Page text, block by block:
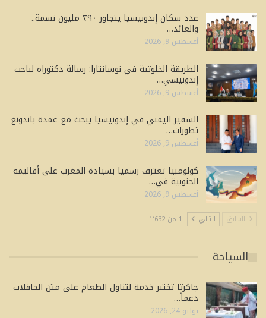
عدد سكان إندونيسيا يتجاوز ٢٩٠ مليون نسمة..
والعائد…
أغسطس 9, 2026
الطريقة الخلوتية في نوسانتارا: رسالة دكتوراه لباحث
إندونيسي…
أغسطس 9, 2026
السفير اليمني في إندونيسيا يبحث مع عمدة باندونغ
تطورات…
أغسطس 9, 2026
كولومبيا تعترف رسميا بسيادة المغرب على أقاليمه
الجنوبية في…
أغسطس 9, 2026
السابق التالي 1 من 1٬632
السياحة
جاكرتا تختبر خدمة لتناول الطعام على متن الحافلات
دعماً…
يوليو 24, 2026